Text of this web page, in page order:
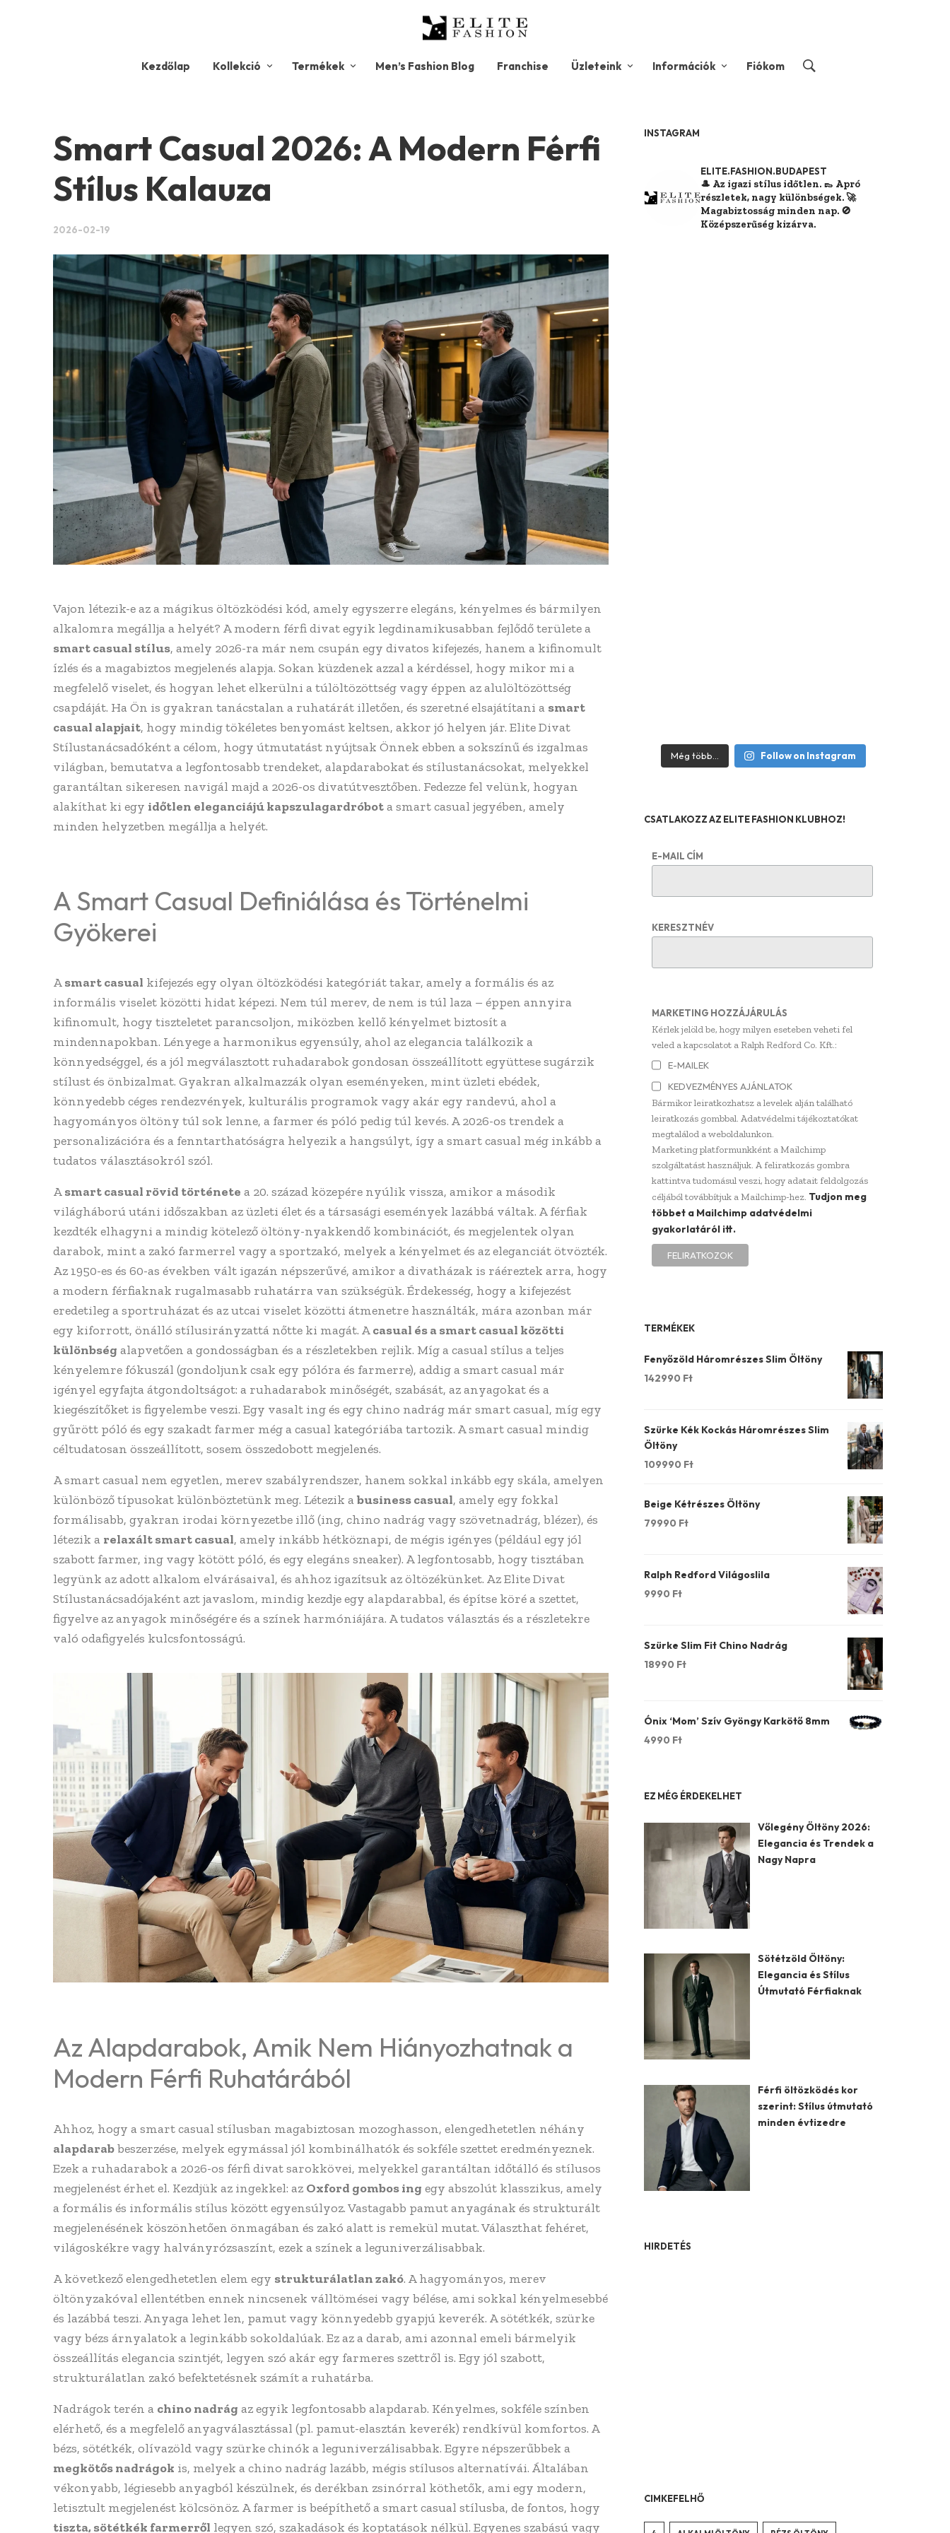
Kezdőlap Kollekció Termékek Men’s Fashion Blog Franchise Üzleteink Információk Fiókom
Smart Casual 2026: A Modern Férfi
Stílus Kalauza
2026-02-19
Vajon létezik-e az a mágikus öltözködési kód, amely egyszerre elegáns, kényelmes és bármilyen
alkalomra megállja a helyét? A modern férfi divat egyik legdinamikusabban fejlődő területe a
smart casual stílus, amely 2026-ra már nem csupán egy divatos kifejezés, hanem a kifinomult
ízlés és a magabiztos megjelenés alapja. Sokan küzdenek azzal a kérdéssel, hogy mikor mi a
megfelelő viselet, és hogyan lehet elkerülni a túlöltözöttség vagy éppen az alulöltözöttség
csapdáját. Ha Ön is gyakran tanácstalan a ruhatárát illetően, és szeretné elsajátítani a smart
casual alapjait, hogy mindig tökéletes benyomást keltsen, akkor jó helyen jár. Elite Divat
Stílustanácsadóként a célom, hogy útmutatást nyújtsak Önnek ebben a sokszínű és izgalmas
világban, bemutatva a legfontosabb trendeket, alapdarabokat és stílustanácsokat, melyekkel
garantáltan sikeresen navigál majd a 2026-os divatútvesztőben. Fedezze fel velünk, hogyan
alakíthat ki egy időtlen eleganciájú kapszulagardróbota smart casual jegyében, amely
minden helyzetben megállja a helyét.
A Smart Casual Definiálása és Történelmi
Gyökerei
Asmart casual kifejezés egy olyan öltözködési kategóriát takar, amely a formális és az
informális viselet közötti hidat képezi. Nem túl merev, de nem is túl laza – éppen annyira
kifinomult, hogy tiszteletet parancsoljon, miközben kellő kényelmet biztosít a
mindennapokban. Lényege a harmonikus egyensúly, ahol az elegancia találkozik a
könnyedséggel, és a jól megválasztott ruhadarabok gondosan összeállított együttese sugárzik
stílust és önbizalmat. Gyakran alkalmazzák olyan eseményeken, mint üzleti ebédek,
könnyedebb céges rendezvények, kulturális programok vagy akár egy randevú, ahol a
hagyományos öltöny túl sok lenne, a farmer és póló pedig túl kevés. A 2026-os trendek a
personalizációra és a fenntarthatóságra helyezik a hangsúlyt, így a smart casual még inkább a
tudatos választásokról szól.
Asmart casual rövid története a 20. század közepére nyúlik vissza, amikor a második
világháború utáni időszakban az üzleti élet és a társasági események lazábbá váltak. A férfiak
kezdték elhagyni a mindig kötelező öltöny-nyakkendő kombinációt, és megjelentek olyan
darabok, mint a zakó farmerrel vagy a sportzakó, melyek a kényelmet és az eleganciát ötvözték.
Az 1950-es és 60-as években vált igazán népszerűvé, amikor a divatházak is ráéreztek arra, hogy
a modern férfiaknak rugalmasabb ruhatárra van szükségük. Érdekesség, hogy a kifejezést
eredetileg a sportruházat és az utcai viselet közötti átmenetre használták, mára azonban már
egy kiforrott, önálló stílusirányzattá nőtte ki magát. Acasual és a smart casual közötti
különbség alapvetően a gondosságban és a részletekben rejlik. Míg a casual stílus a teljes
kényelemre fókuszál (gondoljunk csak egy pólóra és farmerre), addig a smart casual már
igényel egyfajta átgondoltságot: a ruhadarabok minőségét, szabását, az anyagokat és a
kiegészítőket is figyelembe veszi. Egy vasalt ing és egy chino nadrág már smart casual, míg egy
gyűrött póló és egy szakadt farmer még a casual kategóriába tartozik. A smart casual mindig
céltudatosan összeállított, sosem összedobott megjelenés.
A smart casual nem egyetlen, merev szabályrendszer, hanem sokkal inkább egy skála, amelyen
különböző típusokat különböztetünk meg. Létezik abusiness casual, amely egy fokkal
formálisabb, gyakran irodai környezetbe illő (ing, chino nadrág vagy szövetnadrág, blézer), és
létezik a relaxált smart casual, amely inkább hétköznapi, de mégis igényes (például egy jól
szabott farmer, ing vagy kötött póló, és egy elegáns sneaker). A legfontosabb, hogy tisztában
legyünk az adott alkalom elvárásaival, és ahhoz igazítsuk az öltözékünket. Az Elite Divat
Stílustanácsadójaként azt javaslom, mindig kezdje egy alapdarabbal, és építse köré a szettet,
figyelve az anyagok minőségére és a színek harmóniájára. A tudatos választás és a részletekre
való odafigyelés kulcsfontosságú.
Az Alapdarabok, Amik Nem Hiányozhatnak a
Modern Férfi Ruhatárából
Ahhoz, hogy a smart casual stílusban magabiztosan mozoghasson, elengedhetetlen néhány
alapdarabbeszerzése, melyek egymással jól kombinálhatók és sokféle szettet eredményeznek.
Ezek a ruhadarabok a 2026-os férfi divat sarokkövei, melyekkel garantáltan időtálló és stílusos
megjelenést érhet el. Kezdjük az ingekkel: az Oxford gombos ing egy abszolút klasszikus, amely
a formális és informális stílus között egyensúlyoz. Vastagabb pamut anyagának és strukturált
megjelenésének köszönhetően önmagában és zakó alatt is remekül mutat. Választhat fehéret,
világoskékre vagy halványrózsaszínt, ezek a színek a leguniverzálisabbak.
A következő elengedhetetlen elem egy strukturálatlan zakó. A hagyományos, merev
öltönyzakóval ellentétben ennek nincsenek válltömései vagy bélése, ami sokkal kényelmesebbé
és lazábbá teszi. Anyaga lehet len, pamut vagy könnyedebb gyapjú keverék. A sötétkék, szürke
vagy bézs árnyalatok a leginkább sokoldalúak. Ez az a darab, ami azonnal emeli bármelyik
összeállítás elegancia szintjét, legyen szó akár egy farmeres szettről is. Egy jól szabott,
strukturálatlan zakó befektetésnek számít a ruhatárba.
Nadrágok terén a chino nadrág az egyik legfontosabb alapdarab. Kényelmes, sokféle színben
elérhető, és a megfelelő anyagválasztással (pl. pamut-elasztán keverék) rendkívül komfortos. A
bézs, sötétkék, olívazöld vagy szürke chinók a leguniverzálisabbak. Egyre népszerűbbek a
megkötős nadrágok is, melyek a chino nadrág lazább, mégis stílusos alternatívái. Általában
vékonyabb, légiesebb anyagból készülnek, és derékban zsinórral köthetők, ami egy modern,
letisztult megjelenést kölcsönöz. A farmer is beépíthető a smart casual stílusba, de fontos, hogy
tiszta, sötétkék farmerről legyen szó, szakadások és koptatások nélkül. Egyenes szabású vagy
INSTAGRAM
ELITE.FASHION.BUDAPEST
🎩 Az igazi stílus időtlen. 👞 Apró
részletek, nagy különbségek.🚀
Magabiztosság minden nap. 🚫
Középszerűség kizárva.
Még több... Follow on Instagram
CSATLAKOZZ AZ ELITE FASHION KLUBHOZ!
E-MAIL CÍM
KERESZTNÉV
MARKETING HOZZÁJÁRULÁS
Kérlek jelöld be, hogy milyen eseteben veheti fel
veled a kapcsolatot a Ralph Redford Co. Kft.:
E-MAILEK
KEDVEZMÉNYES AJÁNLATOK
Bármikor leiratkozhatsz a levelek alján található
leiratkozás gombbal. Adatvédelmi tájékoztatókat
megtalálod a weboldalunkon.
Marketing platformunkként a Mailchimp
szolgáltatást használjuk. A feliratkozás gombra
kattintva tudomásul veszi, hogy adatait feldolgozás
céljából továbbítjuk a Mailchimp-hez. Tudjon meg
többet a Mailchimp adatvédelmi
gyakorlatáról itt.
TERMÉKEK
Fenyőzöld Háromrészes Slim Öltöny
142990 Ft
Szürke Kék Kockás Háromrészes Slim
Öltöny
109990 Ft
Beige Kétrészes Öltöny
79990 Ft
Ralph Redford Világoslila
9990 Ft
Szürke Slim Fit Chino Nadrág
18990 Ft
Ónix ‘Mom’ Szív Gyöngy Karkötő 8mm
4990 Ft
EZ MÉG ÉRDEKELHET
Vőlegény Öltöny 2026:
Elegancia és Trendek a
Nagy Napra
Sötétzöld Öltöny:
Elegancia és Stílus
Útmutató Férfiaknak
Férfi öltözködés kor
szerint: Stílus útmutató
minden évtizedre
HIRDETÉS
CIMKEFELHŐ